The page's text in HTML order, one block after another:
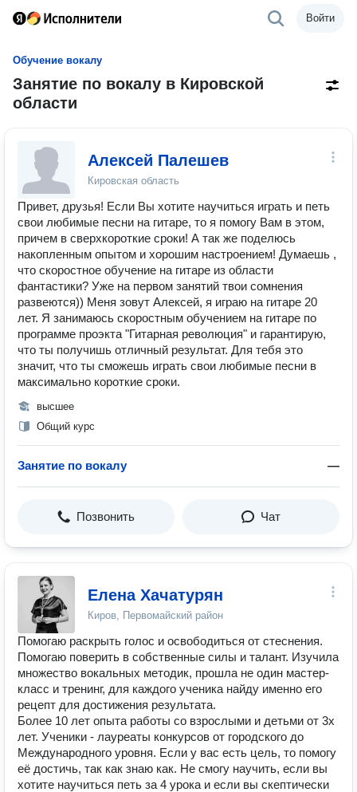
Войти
Обучение вокалу
Занятие по вокалу в Кировской
области
Алексей Палешев
Кировская область
Привет, друзья! Если Вы хотите научиться играть и петь
свои любимые песни на гитаре, то я помогу Вам в этом,
причем в сверхкороткие сроки! А так же поделюсь
накопленным опытом и хорошим настроением! Думаешь ,
что скоростное обучение на гитаре из области
фантастики? Уже на первом занятий твои сомнения
развеются)) Меня зовут Алексей, я играю на гитаре 20
лет. Я занимаюсь скоростным обучением на гитаре по
программе проэкта "Гитарная революция" и гарантирую,
что ты получишь отличный результат. Для тебя это
значит, что ты сможешь играть свои любимые песни в
максимально короткие сроки.
высшее
Общий курс
Занятие по вокалу —
Позвонить Чат
Елена Хачатурян
Киров, Первомайский район
Помогаю раскрыть голос и освободиться от стеснения.
Помогаю поверить в собственные силы и талант. Изучила
множество вокальных методик, прошла не один мастер-
класс и тренинг, для каждого ученика найду именно его
рецепт для достижения результата.
Более 10 лет опыта работы со взрослыми и детьми от 3х
лет. Ученики - лауреаты конкурсов от городского до
Международного уровня. Если у вас есть цель, то помогу
её достичь, так как знаю как. Не смогу научить, если вы
хотите научиться петь за 4 урока и если вы скептически